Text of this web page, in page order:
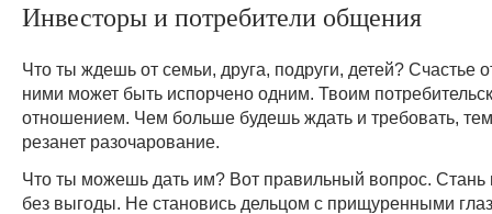
Инвесторы и потребители общения
Что ты ждешь от семьи, друга, подруги, детей? Счастье
ними может быть испорчено одним. Твоим
отношением. Чем больше будешь ждать и требовать,
резанет разочарование.
Что ты можешь дать им? Вот правильный вопрос. Стань
без выгоды. Не становись дельцом с прищуренными